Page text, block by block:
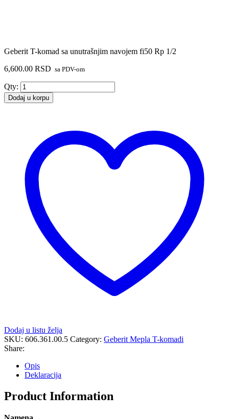
Geberit T-komad sa unutrašnjim navojem fi50 Rp 1/2
6,600.00 RSD sa PDV-om
Qty: Geberit
T-
komad
1/2
količina
Dodaj u korpu
Dodaj u listu želja
SKU: 606.361.00.5 Category: Geberit Mepla T-komadi
Share:
Opis
Deklaracija
Product Information